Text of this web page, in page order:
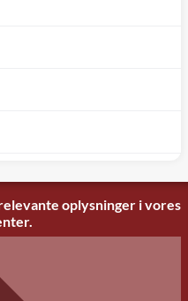
oplysninger i vores